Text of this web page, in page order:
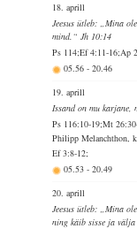
18. aprill
Jeesus ütleb: „Mina
mind.“ Jh 10:14
Ps 114;Ef 4:11-16;Ap
05.56-20.46
19. aprill
Issand on mu karjane,
Ps 116:10-19;Mt
Philipp Melanchthon,
Ef 3:8-12;
05.53-20.49
20. aprill
Jeesus ütleb: „Mina
ning käib sisse ja